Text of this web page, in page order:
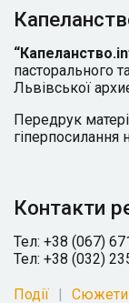
пасторального
Львівської
Передрук
гіперпосилання
Контакти
Тел: +38 (067)
Тел: +38 (032)
Події Сюжети